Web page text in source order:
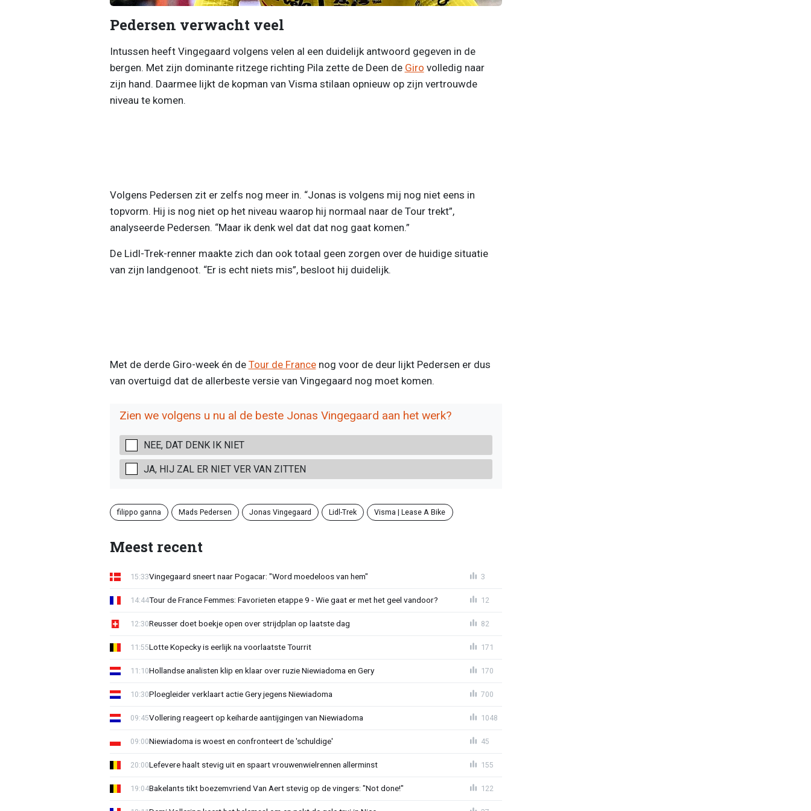
Pedersen verwacht veel
Intussen heeft Vingegaard volgens velen al een duidelijk antwoord gegeven in de
bergen. Met zijn dominante ritzege richting Pila zette de Deen de Giro volledig naar
zijn hand. Daarmee lijkt de kopman van Visma stilaan opnieuw op zijn vertrouwde
niveau te komen.
Volgens Pedersen zit er zelfs nog meer in. “Jonas is volgens mij nog niet eens in
topvorm. Hij is nog niet op het niveau waarop hij normaal naar de Tour trekt”,
analyseerde Pedersen. “Maar ik denk wel dat dat nog gaat komen.”
De Lidl-Trek-renner maakte zich dan ook totaal geen zorgen over de huidige situatie
van zijn landgenoot. “Er is echt niets mis”, besloot hij duidelijk.
Met de derde Giro-week én de Tour de Francenog voor de deur lijkt Pedersen er dus
van overtuigd dat de allerbeste versie van Vingegaard nog moet komen.
Zien we volgens u nu al de beste Jonas Vingegaard aan het werk?
NEE, DAT DENK IK NIET
JA, HIJ ZAL ER NIET VER VAN ZITTEN
filippo ganna Mads Pedersen Jonas Vingegaard Lidl-Trek Visma | Lease A Bike
Meest recent
Vingegaard sneert naar Pogacar: "Word moedeloos van hem"
15:33 3
Tour de France Femmes: Favorieten etappe 9 - Wie gaat er met het geel vandoor?
14:44 12
Reusser doet boekje open over strijdplan op laatste dag
12:30 82
Lotte Kopecky is eerlijk na voorlaatste Tourrit
11:55 171
Hollandse analisten klip en klaar over ruzie Niewiadoma en Gery
11:10 170
Ploegleider verklaart actie Gery jegens Niewiadoma
10:30 700
Vollering reageert op keiharde aantijgingen van Niewiadoma
09:45 1048
Niewiadoma is woest en confronteert de 'schuldige'
09:00 45
Lefevere haalt stevig uit en spaart vrouwenwielrennen allerminst
20:00 155
Bakelants tikt boezemvriend Van Aert stevig op de vingers: "Not done!"
19:04 122